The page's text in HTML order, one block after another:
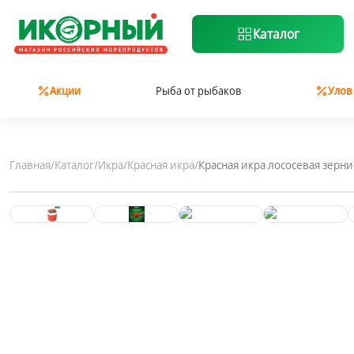
Каталог
Акции Рыба от рыбаков Улов
Главная/Каталог/Икра/Красная икра/Красная икра лососевая
-19%